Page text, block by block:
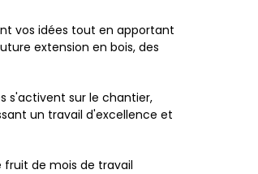
vos idées tout en apportant
extension en bois, des
s'activent sur le chantier,
un travail d'excellence et
de mois de travail